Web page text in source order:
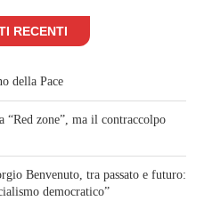
RECENTI
della Pace
“Red zone”, ma il contraccolpo
Benvenuto, tra passato e futuro:
democratico”